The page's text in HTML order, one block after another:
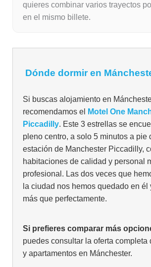
quieres combinar varios trayectos
en el mismo billete.
Dónde dormir en
Si buscas alojamiento en
recomendamos el
Motel One
Piccadilly. Este 3 estrellas se
pleno centro, a solo 5 minutos a pie
estación de Manchester Piccadilly,
habitaciones de calidad y personal
profesional. Las dos veces que
la ciudad nos hemos quedado en él
más que perfectamente.
Si prefieres comparar más
puedes consultar la oferta completa
y apartamentos en Mánchester.